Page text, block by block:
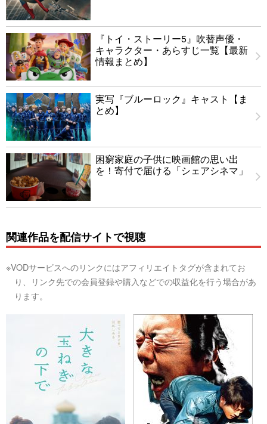
『トイ・ストーリー5』吹替声優・
キャラクター・あらすじ一覧【最新
情報まとめ】
実写『ブルーロック』キャスト【ま
とめ】
困窮家庭の子供に映画館の思い出
を！寄付で届ける「シェアシネマ」
関連作品を配信サイトで視聴
※VODサービスへのリンクにはアフィリエイトタグが含まれてお
り、リンク先での会員登録や購入などでの収益化を行う場合があ
ります。